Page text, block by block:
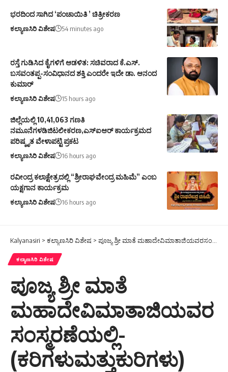
ಭರದಿಂದ ಸಾಗಿದ ‘ಪಂಚಾಯಿತಿ ’ ಚಿತ್ರೀಕರಣ
ಕಲ್ಯಾಣಸಿರಿ ವಿಶೇಷ 54 minutes ago
ರಸ್ತೆ ಗುಡಿಸಿದ ಕೈಗಳಿಗೆ ಆಡಳಿತ: ಸಚಿವರಾದ ಕೆ.ಎಸ್.
ಬಸವಂತಪ್ಪ-ಸಂವಿಧಾನದ ಶಕ್ತಿ ಎಂದರೇ ಇದೇ ಡಾ. ಆನಂದ
ಕುಮಾರ್
ಕಲ್ಯಾಣಸಿರಿ ವಿಶೇಷ 15 hours ago
ಜಿಲ್ಲೆಯಲ್ಲಿ 10,41,063 ಗಣತಿ
ನಮೂನೆಗಳಡಿಜಿಟಲೀಕರಣ,ಎಸ್ಐಆರ್ ಕಾರ್ಯಕ್ರಮದ
ಪರಿಷ್ಕೃತ ವೇಳಾಪಟ್ಟಿ ಪ್ರಕಟ
ಕಲ್ಯಾಣಸಿರಿ ವಿಶೇಷ 16 hours ago
ರವೀಂದ್ರ ಕಲಾಕ್ಷೇತ್ರದಲ್ಲಿ “ಶ್ರೀರಾಘವೇಂದ್ರ ಮಹಿಮೆ” ಎಂಬ
ಯಕ್ಷಗಾನ ಕಾರ್ಯಕ್ರಮ
ಕಲ್ಯಾಣಸಿರಿ ವಿಶೇಷ 16 hours ago
Kalyanasiri > ಕಲ್ಯಾಣಸಿರಿ ವಿಶೇಷ > ಪೂಜ್ಯ ಶ್ರೀ ಮಾತೆ ಮಹಾದೇವಿಮಾತಾಜಿಯವರಸಂಸ್ಮರಣೆಯಲ್ಲಿ-(ಕರಿಗಳುಮತ್ತುಕುರಿಗಳು)
ಕಲ್ಯಾಣಸಿರಿ ವಿಶೇಷ
ಪೂಜ್ಯ ಶ್ರೀ ಮಾತೆ
ಮಹಾದೇವಿಮಾತಾಜಿಯವರ
ಸಂಸ್ಮರಣೆಯಲ್ಲಿ-
(ಕರಿಗಳುಮತ್ತುಕುರಿಗಳು)